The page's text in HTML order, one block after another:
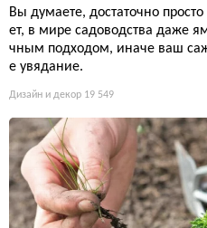
Вы думаете, достаточно
ет, в мире садоводства даже
чным подходом, иначе ваш
е увядание.
Дизайн и декор 19 549